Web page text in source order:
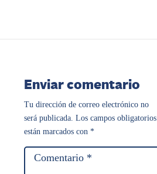
Enviar comentario
Tu dirección de correo electrónico no
será publicada. Los campos obligatorios
están marcados con *